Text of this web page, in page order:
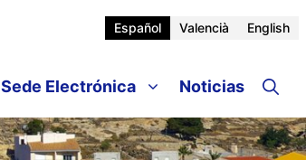
Español Valencià English
Sede Electrónica Noticias